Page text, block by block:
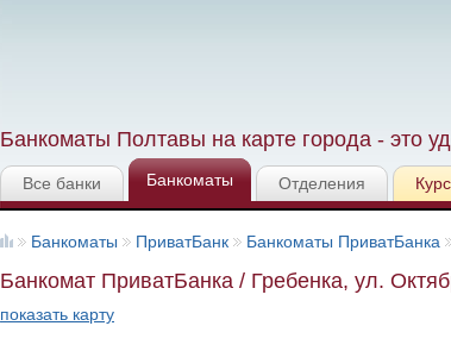
Банкоматы Полтавы на карте города - это
Все банки Банкоматы Отделения
Банкоматы ПриватБанк Банкоматы ПриватБанка
Банкомат ПриватБанка / Гребенка, ул.
показать карту